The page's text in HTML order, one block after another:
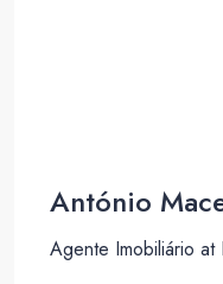
António
Agente Imobiliário at